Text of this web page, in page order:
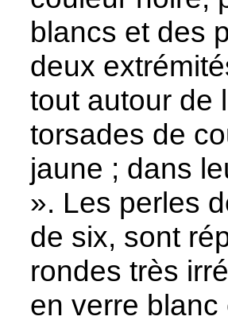
blancs et des
deux
tout autour de
torsades de
jaune ; dans
». Les perles
de six, sont
rondes très
en verre